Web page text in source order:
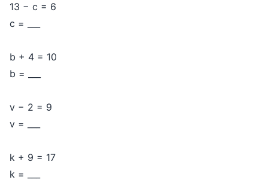
13 − c = 6
c = ___
b + 4 = 10
b = ___
v − 2 = 9
v = ___
k + 9 = 17
k = ___